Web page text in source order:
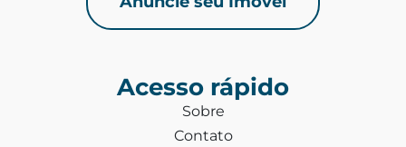
Acesso rápido
Sobre
Contato